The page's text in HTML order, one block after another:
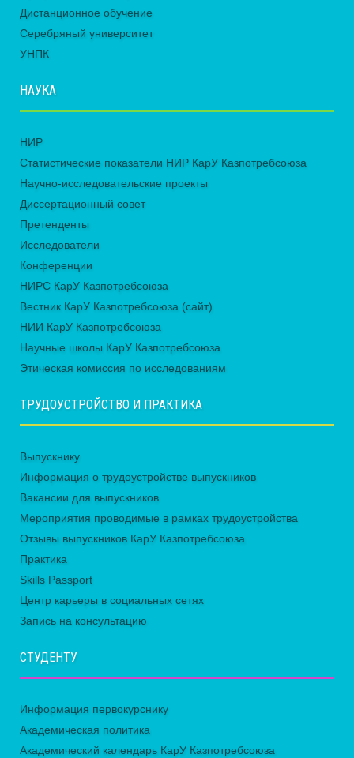
Дистанционное обучение
Серебряный университет
УНПК
НАУКА
НИР
Статистические показатели НИР КарУ Казпотребсоюза
Научно-исследовательские проекты
Диссертационный совет
Претенденты
Исследователи
Конференции
НИРС КарУ Казпотребсоюза
Вестник КарУ Казпотребсоюза (сайт)
НИИ КарУ Казпотребсоюза
Научные школы КарУ Казпотребсоюза
Этическая комиссия по исследованиям
ТРУДОУСТРОЙСТВО И ПРАКТИКА
Выпускнику
Информация о трудоустройстве выпускников
Вакансии для выпускников
Мероприятия проводимые в рамках трудоустройства
Отзывы выпускников КарУ Казпотребсоюза
Практика
Skills Passport
Центр карьеры в социальных сетях
Запись на консультацию
СТУДЕНТУ
Информация первокурснику
Академическая политика
Академический календарь КарУ Казпотребсоюза